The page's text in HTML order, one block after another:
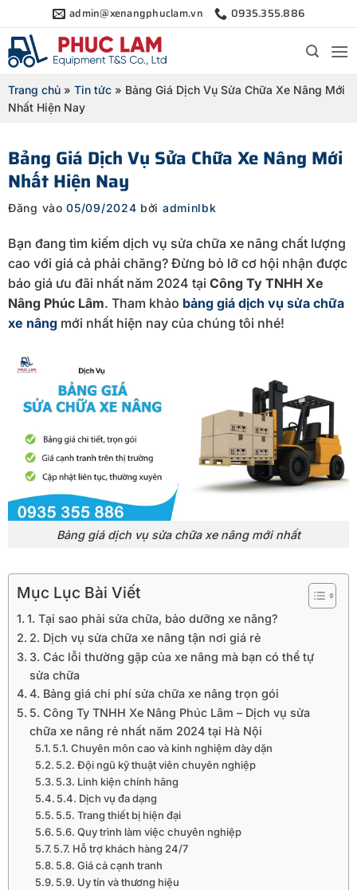
qua
nội
dung
admin@xenangphuclam.vn 0935.355.886
Trang chủ » Tin tức » Bảng Giá Dịch Vụ Sửa Chữa Xe Nâng Mới
Nhất Hiện Nay
Bảng Giá Dịch Vụ Sửa Chữa Xe Nâng Mới
Nhất Hiện Nay
Đăng vào05/09/2024 bởi adminlbk
Bạn đang tìm kiếm dịch vụ sửa chữa xe nâng chất lượng
cao với giá cả phải chăng? Đừng bỏ lỡ cơ hội nhận được
báo giá ưu đãi nhất năm 2024 tại Công Ty TNHH Xe
Nâng Phúc Lâm. Tham khảo bảng giá dịch vụ sửa chữa
xe nâng mới nhất hiện nay của chúng tôi nhé!
Bảng giá dịch vụ sửa chữa xe nâng mới nhất
Mục Lục Bài Viết
1. Tại sao phải sửa chữa, bảo dưỡng xe nâng?
2. Dịch vụ sửa chữa xe nâng tận nơi giá rẻ
3. Các lỗi thường gặp của xe nâng mà bạn có thể tự
sửa chữa
4. Bảng giá chi phí sửa chữa xe nâng trọn gói
5. Công Ty TNHH Xe Nâng Phúc Lâm – Dịch vụ sửa
chữa xe nâng rẻ nhất năm 2024 tại Hà Nội
5.1. Chuyên môn cao và kinh nghiệm dày dặn
5.2. Đội ngũ kỹ thuật viên chuyên nghiệp
5.3. Linh kiện chính hãng
5.4. Dịch vụ đa dạng
5.5. Trang thiết bị hiện đại
5.6. Quy trình làm việc chuyên nghiệp
5.7. Hỗ trợ khách hàng 24/7
5.8. Giá cả cạnh tranh
5.9. Uy tín và thương hiệu